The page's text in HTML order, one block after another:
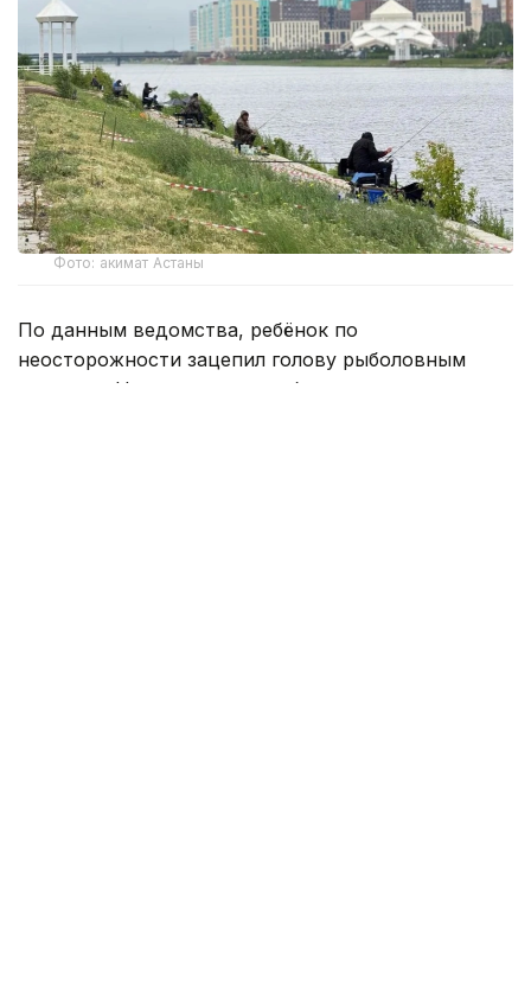
Фото: акимат Астаны
По данным ведомства, ребёнок по
неосторожности зацепил голову рыболовным
крючком. Находившиеся поблизости спасатели,